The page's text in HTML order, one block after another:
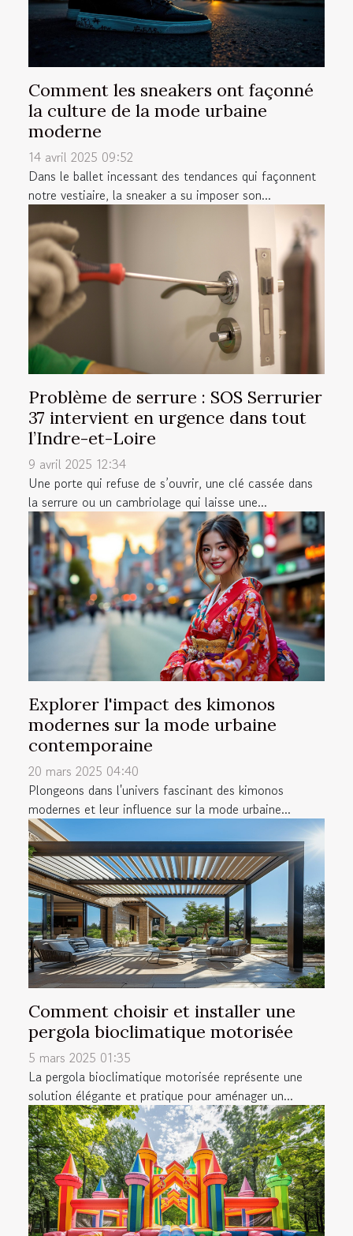
Comment les sneakers ont façonné
la culture de la mode urbaine
moderne
14 avril 2025 09:52
Dans le ballet incessant des tendances qui façonnent
notre vestiaire, la sneaker a su imposer son...
Problème de serrure : SOS Serrurier
37 intervient en urgence dans tout
l’Indre-et-Loire
9 avril 2025 12:34
Une porte qui refuse de s’ouvrir, une clé cassée dans
la serrure ou un cambriolage qui laisse une...
Explorer l'impact des kimonos
modernes sur la mode urbaine
contemporaine
20 mars 2025 04:40
Plongeons dans l'univers fascinant des kimonos
modernes et leur influence sur la mode urbaine...
Comment choisir et installer une
pergola bioclimatique motorisée
5 mars 2025 01:35
La pergola bioclimatique motorisée représente une
solution élégante et pratique pour aménager un...